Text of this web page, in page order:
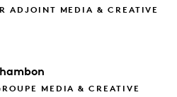
ADJOINT MEDIA & CREATIVE
MEDIA & CREATIVE